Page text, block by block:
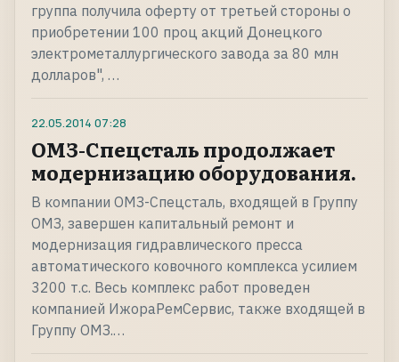
группа получила оферту от третьей стороны о
приобретении 100 проц акций Донецкого
электрометаллургического завода за 80 млн
долларов", …
22.05.2014 07:28
ОМЗ-Спецсталь продолжает
модернизацию оборудования.
В компании ОМЗ-Спецсталь, входящей в Группу
ОМЗ, завершен капитальный ремонт и
модернизация гидравлического пресса
автоматического ковочного комплекса усилием
3200 т.с. Весь комплекс работ проведен
компанией ИжораРемСервис, также входящей в
Группу ОМЗ.…